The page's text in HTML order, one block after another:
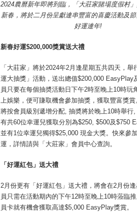
2024農曆新年即將到臨，「大莊家賭場度假村
新春，將於二月份呈獻連串豐富的喜慶活動及節
好運連年!
新春好運$200,000獎賞送大禮
「大莊家」將於2024年2月逢星期五共四天，舉
運大抽獎」活動，送出總值$200,000 EasyPlay
員只要在每個抽奬活動日下午2時至晚上10時玩
上娛樂，便可賺取機會參加抽獎，獲取豐富獎
將按會員級別遞增分配, 抽奬將於晚上10時舉行
有共60位幸運兒獲取分別為$250, $500及$750
並有1位幸運兒獨得$25,000 現金大獎。快來參
運，詳情請與「大莊家」會員中心查詢。
「好運紅包」送大禮
2月份更有「好運紅包」送大禮，將會在2月份
員只需在活動期內的下午12時至晚上10時蒞臨
員卡就有機會獲取高達$5,000 EasyPlay獎賞。